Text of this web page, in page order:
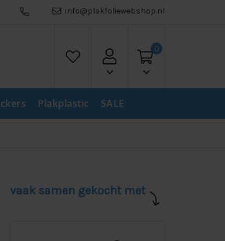
info@plakfoliewebshop.nl
keyboard_arrow_down keyboard_arrow_down
0
Plakplastic SALE
vaak samen gekocht met